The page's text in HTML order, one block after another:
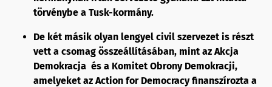
törvénybe a Tusk-kormány.
De két másik olyan lengyel civil szervezet is részt
vett a csomag összeállításában, mint az Akcja
Demokracja és a Komitet Obrony Demokracji,
amelyeket az Action for Democracy finanszírozta a